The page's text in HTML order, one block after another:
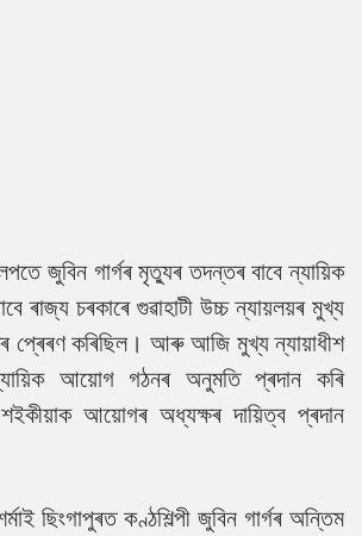
জুবিন গাৰ্গৰ মৃত্যুৰ তদন্তৰ বাবে ন্যায়িক
ৰাজ্য চৰকাৰে গুৱাহাটী উচ্চ ন্যায়লয়ৰ মুখ্য
প্ৰেৰণ কৰিছিল। আৰু আজি মুখ্য ন্যায়াধীশ
আয়োগ গঠনৰ অনুমতি প্ৰদান কৰি
আয়োগৰ অধ্যক্ষৰ দায়িত্ব প্ৰদান
ছিংগাপুৰত কণ্ঠশিল্পী জুবিন গাৰ্গৰ অন্তিম